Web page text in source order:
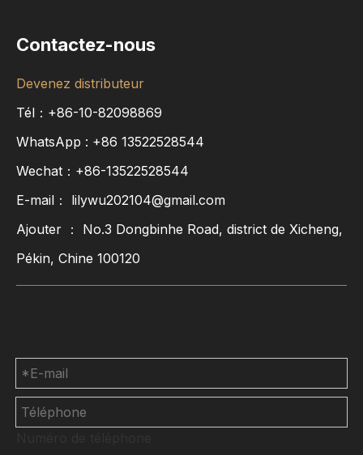
Contactez-nous
Devenez distributeur
Tél：+86-10-82098869
WhatsApp : +86 13522528544
Wechat：+86-13522528544
E-mail： lilywu202104@gmail.com
Ajouter ： No.3 Dongbinhe Road, district de Xicheng,
Pékin, Chine 100120